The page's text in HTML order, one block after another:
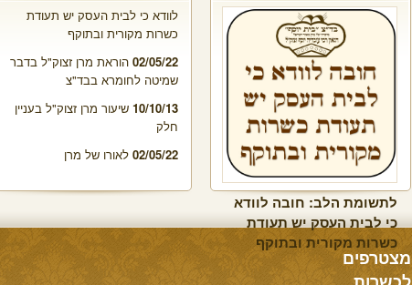
לתשומת הלב: חובה לוודא
כי לבית העסק יש תעודת
כשרות מקורית ובתוקף
לוודא כי לבית העסק יש תעודת
כשרות מקורית ובתוקף
02/05/22 הוראת מרן זצוק"ל בדבר
שמיטה לחומרא בבד"צ
10/10/13 שיעור מרן זצוק"ל בעניין
חלק
02/05/22 לאורו של מרן
מצטרפים